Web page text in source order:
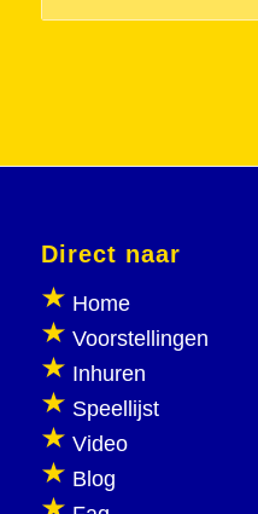
Direct naar
Home
Voorstellingen
Inhuren
Speellijst
Video
Blog